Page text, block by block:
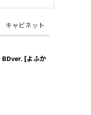
キャビネット
BDver. [よふか